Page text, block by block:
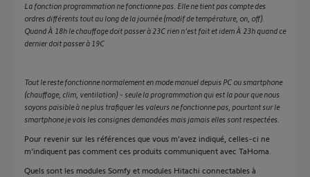
La fonction programmation ne fonctionne pas. Elle ne tient pas compte des
ordres différents tout au long de la journée (modif de température, on, off).
Quand À 18h le chauffage doit passer à 23C rien n'est fait et idem À 23h quand ce
dernier doit passer à 19C
Tout le reste fonctionne normalement en mode manuel depuis PC ou smartphone
(chauffage, clim, ventilation) - seule la programmation qui est la pour que nous
soyons paisible à ne plus trafiquer les valeurs ne fonctionne pas, pourtant sur le
smartphone je vois les consignes demandées mais jamais elles sont respectées.
Pour revenir sur les références que vous m'avez indiqué, celles-ci ne
m'indiquent pas comment ces produits communiquent avec TaHoma.
Quels sont les modules Somfy et modules Hitachi connectables à